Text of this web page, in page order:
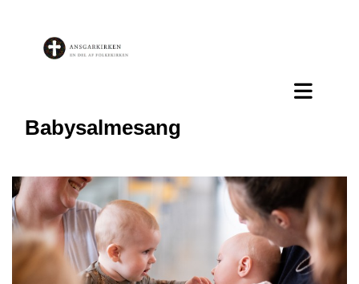
Babysalmesang